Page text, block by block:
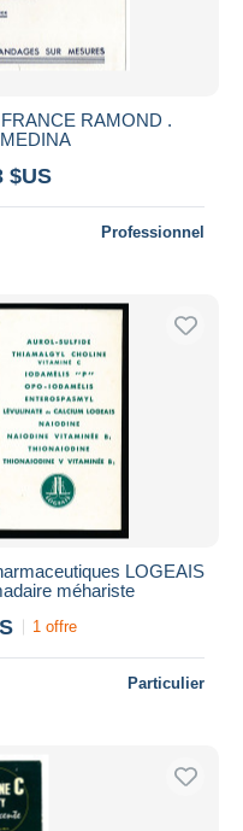
RAMOND .
$US
Professionnel
LOGEAIS
méhariste
1 offre
Particulier